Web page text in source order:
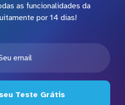
as funcionalidades da
por 14 dias!
Teste Grátis